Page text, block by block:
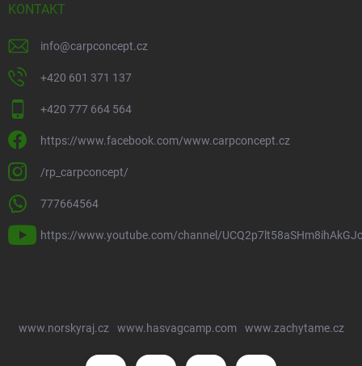
KONTAKT
info@carpconcept.cz
+420 601 371 137
+420 777 664 564
https://www.facebook.com/www.carpconcept.cz
/rp_carpconcept/
777664564
https://www.youtube.com/channel/
www.norskyraj.cz www.hasvagcamp.com www.zachytame.cz